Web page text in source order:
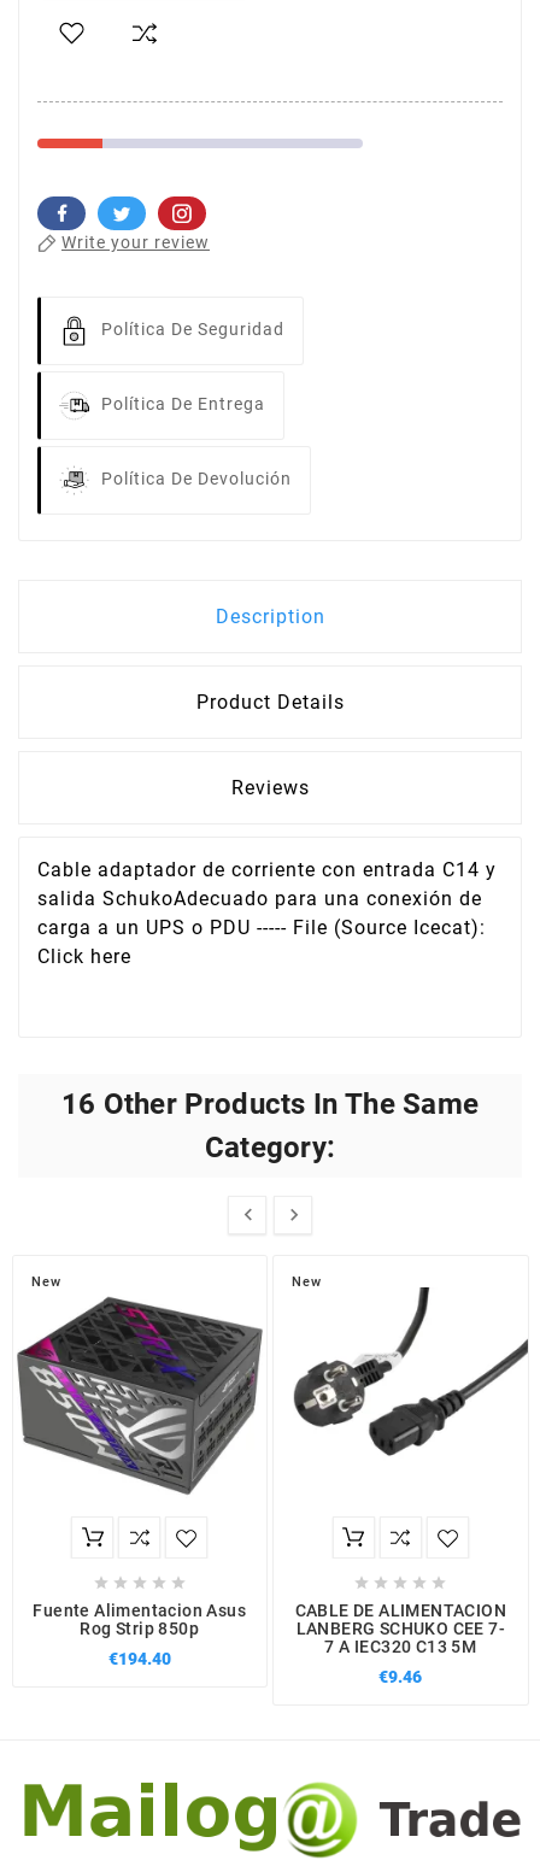
Write your review
Política De Seguridad
Política De Entrega
Política De Devolución
Description
Product Details
Reviews
Cable adaptador de corriente con entrada C14 y
salida SchukoAdecuado para una conexión de
carga a un UPS o PDU ----- File (Source Icecat):
Click here
16 Other Products In The Same
Category:
 
New
    
Fuente Alimentacion Asus
Rog Strip 850p
€194.40
New
    
CABLE DE ALIMENTACION
LANBERG SCHUKO CEE 7-
7 A IEC320 C13 5M
€9.46